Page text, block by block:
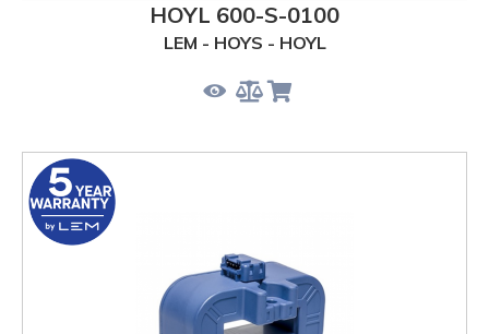
HOYL 600-S-0100
LEM - HOYS - HOYL